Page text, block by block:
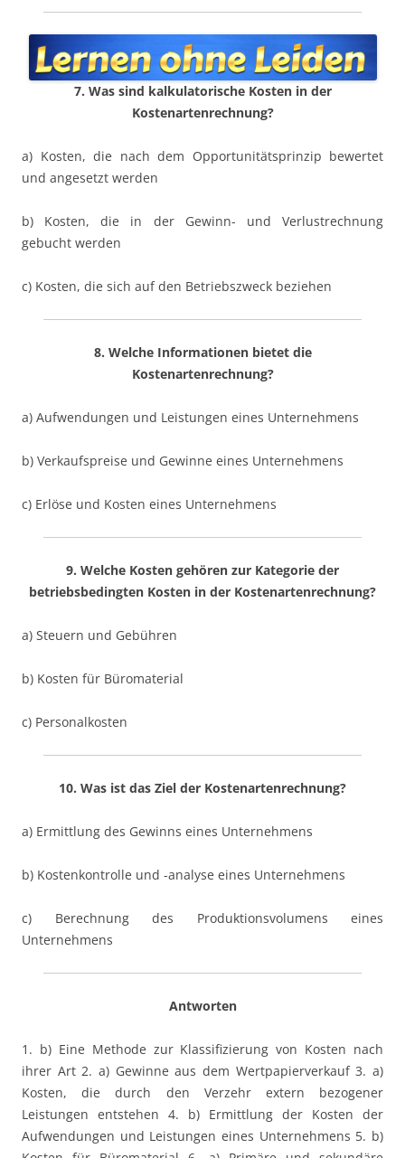
7. Was sind kalkulatorische Kosten in der
Kostenartenrechnung?
a) Kosten, die nach dem Opportunitätsprinzip bewertet
und angesetzt werden
b) Kosten, die in der Gewinn- und Verlustrechnung
gebucht werden
c) Kosten, die sich auf den Betriebszweck beziehen
8. Welche Informationen bietet die
Kostenartenrechnung?
a) Aufwendungen und Leistungen eines Unternehmens
b) Verkaufspreise und Gewinne eines Unternehmens
c) Erlöse und Kosten eines Unternehmens
9. Welche Kosten gehören zur Kategorie der
betriebsbedingten Kosten in der Kostenartenrechnung?
a) Steuern und Gebühren
b) Kosten für Büromaterial
c) Personalkosten
10. Was ist das Ziel der Kostenartenrechnung?
a) Ermittlung des Gewinns eines Unternehmens
b) Kostenkontrolle und -analyse eines Unternehmens
c) Berechnung des Produktionsvolumens eines
Unternehmens
Antworten
1. b) Eine Methode zur Klassifizierung von Kosten nach
ihrer Art 2. a) Gewinne aus dem Wertpapierverkauf 3. a)
Kosten, die durch den Verzehr extern bezogener
Leistungen entstehen 4. b) Ermittlung der Kosten der
Aufwendungen und Leistungen eines Unternehmens 5. b)